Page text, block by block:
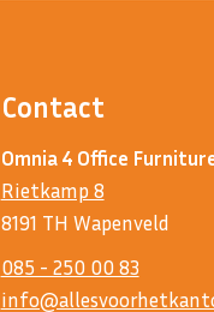
Contact
Omnia 4 Office
Rietkamp 8
8191 TH Wapenveld
085 - 250 00 83